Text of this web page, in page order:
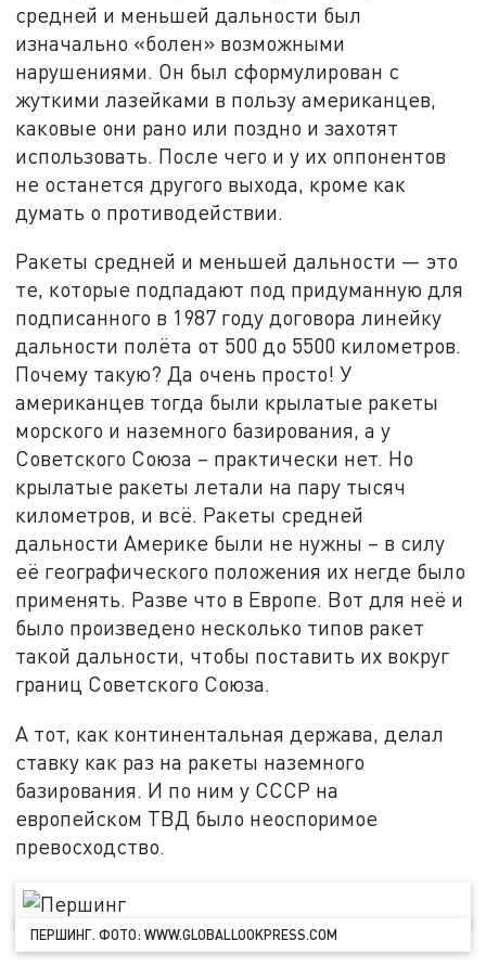
средней и меньшей дальности был
изначально «болен» возможными
нарушениями. Он был сформулирован с
жуткими лазейками в пользу американцев,
каковые они рано или поздно и захотят
использовать. После чего и у их оппонентов
не останется другого выхода, кроме как
думать о противодействии.
Ракеты средней и меньшей дальности — это
те, которые подпадают под придуманную для
подписанного в 1987 году договора линейку
дальности полёта от 500 до 5500 километров.
Почему такую? Да очень просто! У
американцев тогда были крылатые ракеты
морского и наземного базирования, а у
Советского Союза – практически нет. Но
крылатые ракеты летали на пару тысяч
километров, и всё. Ракеты средней
дальности Америке были не нужны – в силу
её географического положения их негде было
применять. Разве что в Европе. Вот для неё и
было произведено несколько типов ракет
такой дальности, чтобы поставить их вокруг
границ Советского Союза.
А тот, как континентальная держава, делал
ставку как раз на ракеты наземного
базирования. И по ним у СССР на
европейском ТВД было неоспоримое
превосходство.
ПЕРШИНГ. ФОТО: WWW.GLOBALLOOKPRESS.COM